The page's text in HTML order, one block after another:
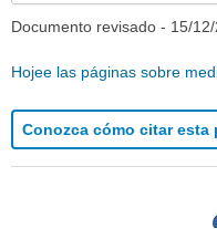
Documento revisado - 15/
Hojee las páginas sobre
Conozca cómo citar esta